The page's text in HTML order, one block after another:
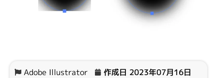
Adobe Illustrator 作成日 2023年07月16日